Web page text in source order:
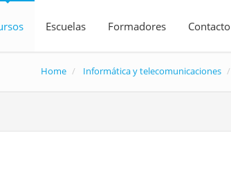
Escuelas Formadores Contacto
Home Informática y telecomunicaciones